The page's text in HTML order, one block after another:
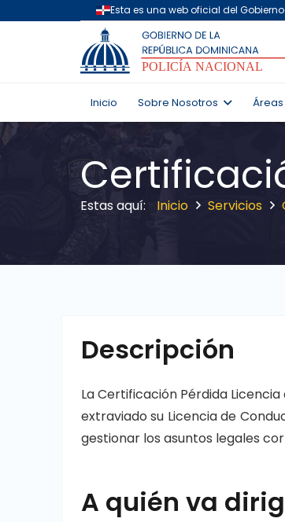
Inicio Sobre Nosotros
Inicio Servicios
Descripción
La Certificación Pérdida
extraviado su Licencia de
gestionar los asuntos legales
A quién va